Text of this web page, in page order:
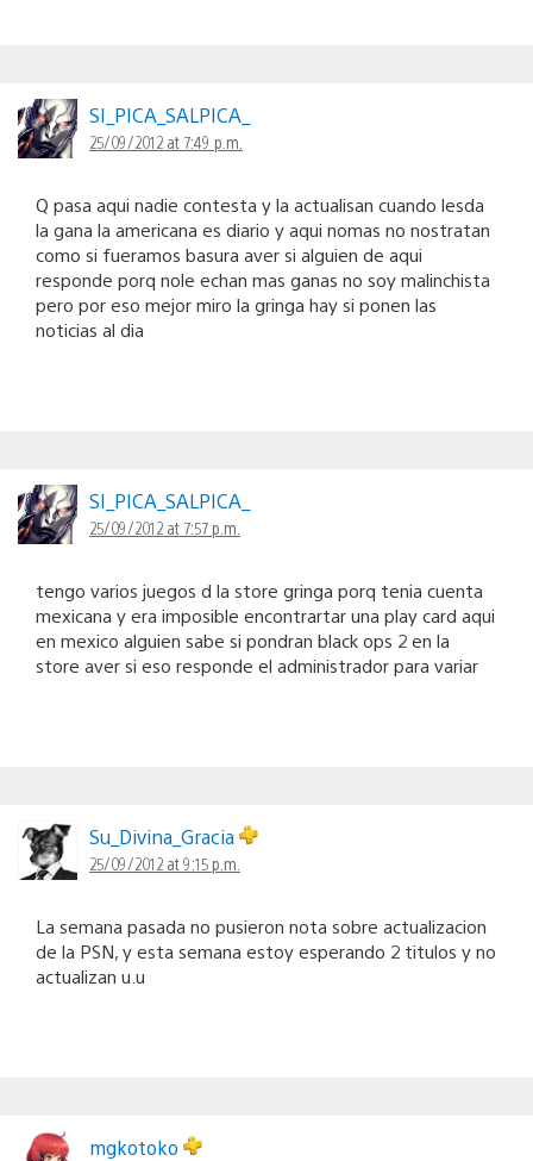
SI_PICA_SALPICA_
25/09/2012 at 7:49 p.m.
Q pasa aqui nadie contesta y la actualisan cuando lesda
la gana la americana es diario y aqui nomas no nostratan
como si fueramos basura aver si alguien de aqui
responde porq nole echan mas ganas no soy malinchista
pero por eso mejor miro la gringa hay si ponen las
noticias al dia
SI_PICA_SALPICA_
25/09/2012 at 7:57 p.m.
tengo varios juegos d la store gringa porq tenia cuenta
mexicana y era imposible encontrartar una play card aqui
en mexico alguien sabe si pondran black ops 2 en la
store aver si eso responde el administrador para variar
Su_Divina_Gracia
25/09/2012 at 9:15 p.m.
La semana pasada no pusieron nota sobre actualizacion
de la PSN, y esta semana estoy esperando 2 titulos y no
actualizan u.u
mgkotoko